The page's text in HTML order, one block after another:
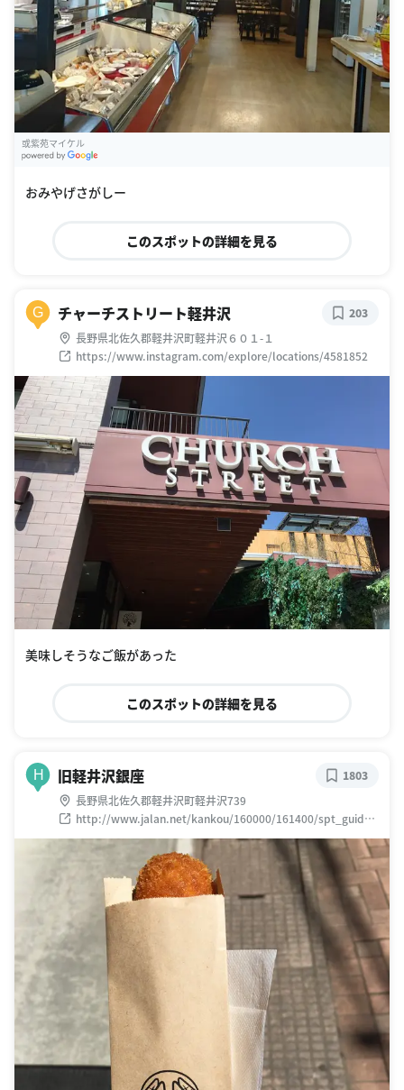
或紫苑マイケル
おみやげさがしー
このスポットの詳細を見る
G チャーチストリート軽井沢
長野県北佐久郡軽井沢町軽井沢６０１-１
https://www.instagram.com/explore/locations/4581852
203
美味しそうなご飯があった
このスポットの詳細を見る
H 旧軽井沢銀座
長野県北佐久郡軽井沢町軽井沢739
http://www.jalan.net/kankou/160000/161400/spt_guide0
00000173519/
1803